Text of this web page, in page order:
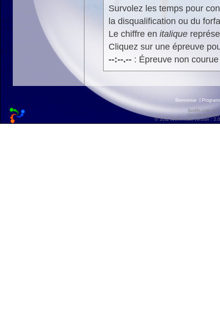
Survolez les temps pour
la disqualification ou du
Le chiffre en italique
Cliquez sur une épreuve
--:--.--: Épreuve non
Bienvenue
liveffn.com est
Ce site
© 2011 liveffn.com version :